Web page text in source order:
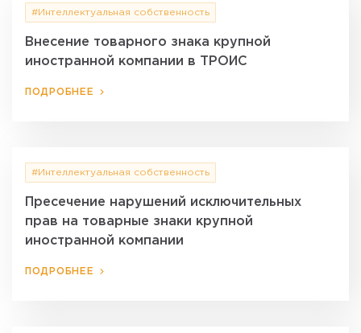
#Интеллектуальная собственность
Внесение товарного знака крупной
иностранной компании в ТРОИС
ПОДРОБНЕЕ
#Интеллектуальная собственность
Пресечение нарушений исключительных
прав на товарные знаки крупной
иностранной компании
ПОДРОБНЕЕ